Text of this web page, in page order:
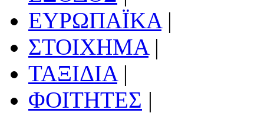
ΕΥΡΩΠΑΪΚΑ|
ΣΤΟΙΧΗΜΑ|
ΤΑΞΙΔΙΑ|
ΦΟΙΤΗΤΕΣ |